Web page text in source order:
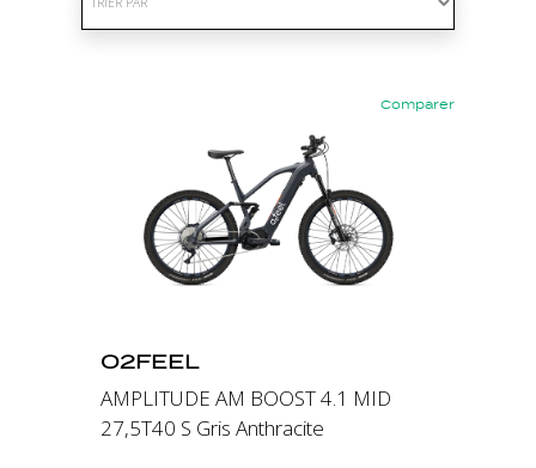
Comparer
Précédent
O2FEEL
AMPLITUDE AM BOOST 4.1 MID
27,5T40 S Gris Anthracite